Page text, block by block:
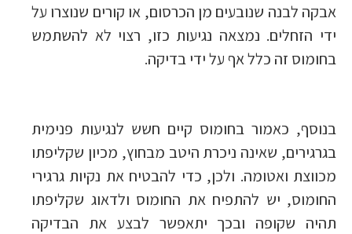
אבקה לבנה שנובעים מן הכרסום, או קורים שנוצרו על
ידי הזחלים. נמצאה נגיעות כזו, רצוי לא להשתמש
בחומוס זה כלל אף על ידי בדיקה.
בנוסף, כאמור בחומוס קיים חשש לנגיעות פנימית
בגרגירים, שאינה ניכרת היטב מבחוץ, מכיון שקליפתו
מכווצת ואטומה. ולכן, כדי להבטיח את נקיות גרגירי
החומוס, יש להתפיח את החומוס ולדאוג שקליפתו
תהיה שקופה ובכך יתאפשר לבצע את הבדיקה